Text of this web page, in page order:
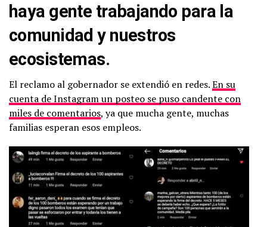
haya gente trabajando para la
comunidad y nuestros
ecosistemas.
El reclamo al gobernador se extendió en redes.En su
cuenta de Instagram un posteo se puso candente con
miles de comentarios, ya que mucha gente, muchas
familias esperan esos empleos.